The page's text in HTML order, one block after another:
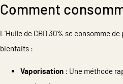
Comment
L’Huile de CBD 30% se consomme
bienfaits :
Vaporisation : Une méthode